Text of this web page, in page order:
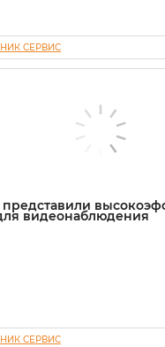
СЕРВИС
представили
видеонаблюдения
СЕРВИС